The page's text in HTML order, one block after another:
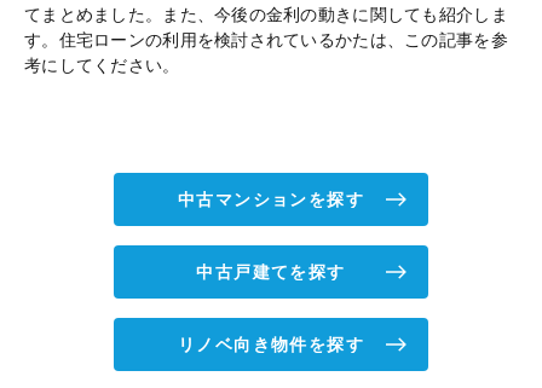
てまとめました。また、今後の金利の動きに関しても紹介しま
す。住宅ローンの利用を検討されているかたは、この記事を参
考にしてください。
中古マンションを探す
中古戸建てを探す
リノベ向き物件を探す